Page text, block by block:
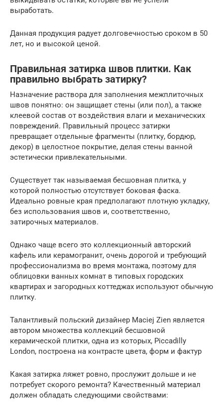
выработать.
Данная продукция радует долговечностью сроком в 50
лет, но и высокой ценой.
Правильная затирка швов плитки. Как
правильно выбрать затирку?
Назначение раствора для заполнения межплиточных
швов понятно: он защищает стены (или пол), а также
клеевой состав от воздействия влаги и механических
повреждений. Правильный процесс затирки
превращает отдельные фрагменты (плитку, бордюр,
декор) в целостное покрытие, делая стены ванной
эстетически привлекательными.
Существует так называемая бесшовная плитка, у
которой полностью отсутствует боковая фаска.
Идеально ровные края предполагают плотную укладку,
без использования швов и, соответственно,
затирочных материалов.
Однако чаще всего это коллекционный авторский
кафель или керамогранит, очень дорогой и требующий
профессионализма во время монтажа, поэтому для
облицовки ванных комнат в типовых городских
квартирах и загородных коттеджах используют обычную
плитку.
Талантливый польский дизайнер Maciej Zien является
автором множества коллекций бесшовной
керамической плитки, одна из которых, Piccadilly
London, построена на контрасте цвета, форм и фактур
Какая затирка ляжет ровно, прослужит дольше и не
потребует скорого ремонта? Качественный материал
должен обладать следующими свойствами: